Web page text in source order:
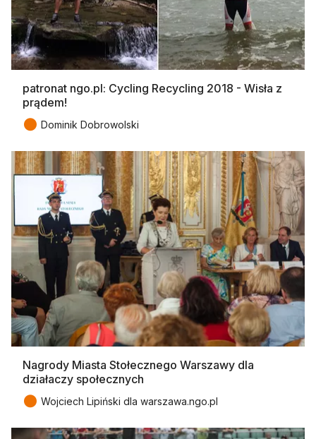
patronat ngo.pl: Cycling Recycling 2018 - Wisła z
prądem!
● Dominik Dobrowolski
Nagrody Miasta Stołecznego Warszawy dla
działaczy społecznych
● Wojciech Lipiński dla warszawa.ngo.pl